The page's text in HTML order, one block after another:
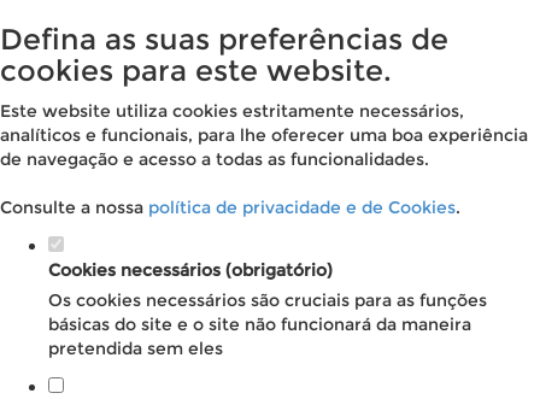
Defina as suas preferências de
cookies para este website.
Este website utiliza cookies estritamente necessários,
analíticos e funcionais, para lhe oferecer uma boa experiência
de navegação e acesso a todas as funcionalidades.
Consulte a nossa política de privacidade e de Cookies.
Cookies necessários (obrigatório)
Os cookies necessários são cruciais para as funções
básicas do site e o site não funcionará da maneira
pretendida sem eles